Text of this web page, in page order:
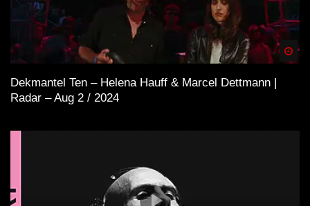
Dekmantel Ten – Helena Hauff & Marcel Dettmann |
Radar – Aug 2 / 2024